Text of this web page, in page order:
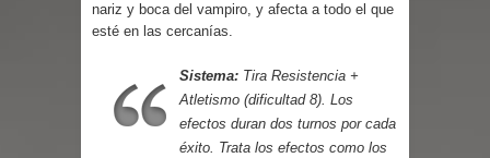
nariz y boca del vampiro, y afecta a todo el que
esté en las cercanías.
Sistema: Tira Resistencia +
Atletismo (dificultad 8). Los
efectos duran dos turnos por cada
éxito. Tra­ta los efectos como los